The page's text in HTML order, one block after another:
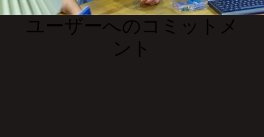
ユーザーへのコミットメ
ント